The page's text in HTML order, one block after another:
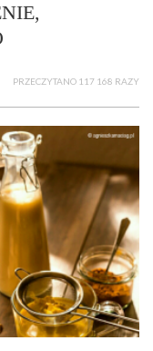
PRZECZYTANO 117 168 RAZY